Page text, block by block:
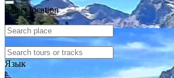
Select location
Язык